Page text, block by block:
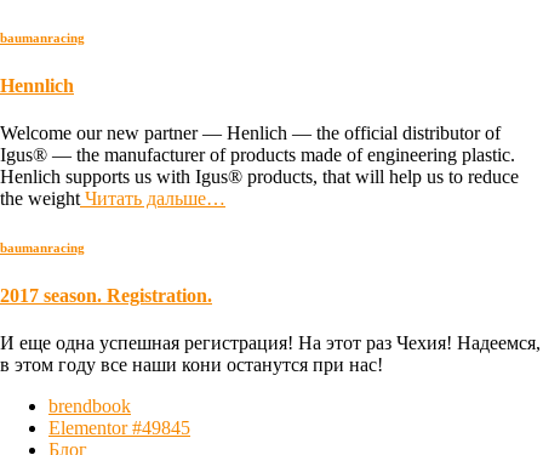
baumanracing
Hennlich
Welcome our new partner — Henlich — the official distributor of
Igus® — the manufacturer of products made of engineering plastic.
Henlich supports us with Igus® products, that will help us to reduce
the weight Читать дальше…
baumanracing
2017 season. Registration.
И еще одна успешная регистрация! На этот раз Чехия! Надеемся,
в этом году все наши кони останутся при нас!
brendbook
Elementor #49845
Блог